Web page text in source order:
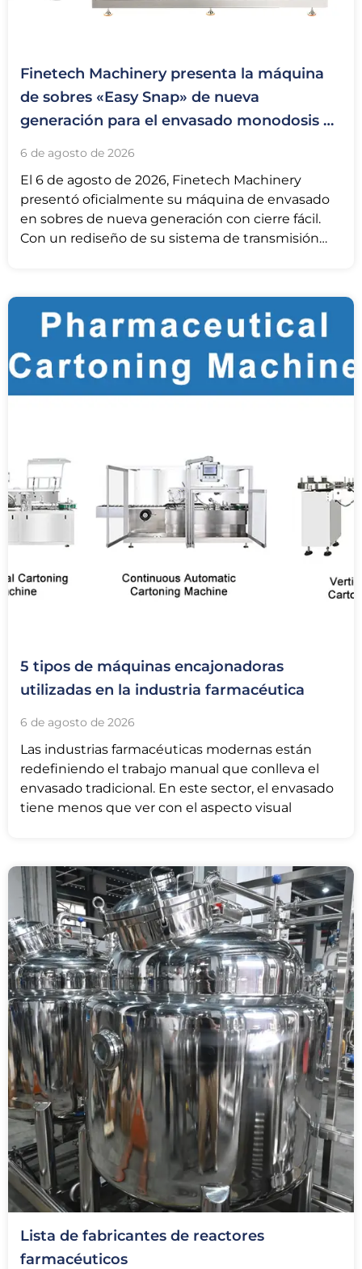
Finetech Machinery presenta la máquina
de sobres «Easy Snap» de nueva
generación para el envasado monodosis de
un solo uso
6 de agosto de 2026
El 6 de agosto de 2026, Finetech Machinery
presentó oficialmente su máquina de envasado
en sobres de nueva generación con cierre fácil.
Con un rediseño de su sistema de transmisión
5 tipos de máquinas encajonadoras
utilizadas en la industria farmacéutica
6 de agosto de 2026
Las industrias farmacéuticas modernas están
redefiniendo el trabajo manual que conlleva el
envasado tradicional. En este sector, el envasado
tiene menos que ver con el aspecto visual
Lista de fabricantes de reactores
farmacéuticos